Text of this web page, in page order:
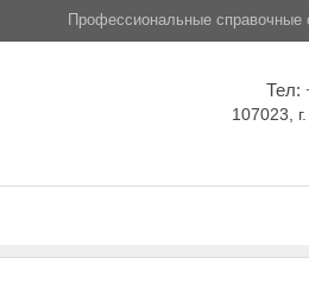
Профессиональные справочные
Тел:
107023,